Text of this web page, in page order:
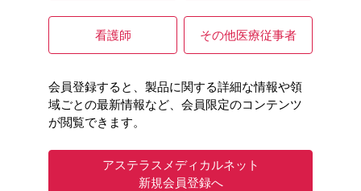
この写真をダウンロード
新旧を並べて表示
看護師 その他医療従事者
会員登録すると、製品に関する詳細な情報や領
域ごとの最新情報など、会員限定のコンテンツ
が閲覧できます。
アステラスメディカルネット
新規会員登録へ